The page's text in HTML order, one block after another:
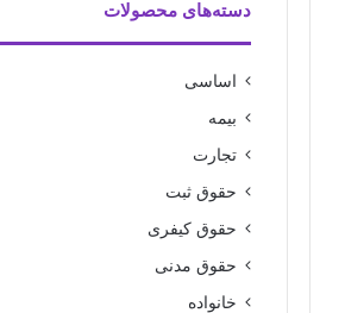
دسته‌های محصولات
اساسی
بیمه
تجارت
حقوق ثبت
حقوق کیفری
حقوق مدنی
خانواده